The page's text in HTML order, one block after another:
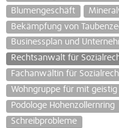
Blumengeschäft
Bekämpfung von
Businessplan und
Rechtsanwalt für
Fachanwältin für
Wohngruppe für mit
Podologe Hohenzollernring
Schreibprobleme